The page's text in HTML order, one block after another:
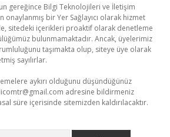
gereğince Bilgi Teknolojileri ve İletişim
onaylanmış bir Yer Sağlayıcı olarak hizmet
sitedeki içerikleri proaktif olarak denetleme
bulunmamaktadır. Ancak, üyelerimiz
taşımakta olup, siteye üye olarak
sayılırlar.
aykırı olduğunu düşündüğünüz
adresine bildirmeniz
süre içerisinde sitemizden kaldırılacaktır.